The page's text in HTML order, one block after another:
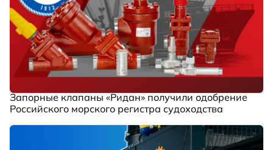
Запорные клапаны «Ридан» получили одобрение
Российского морского регистра судоходства